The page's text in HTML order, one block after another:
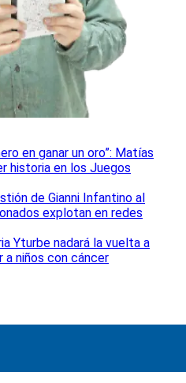
en ganar un oro”: Matías
historia en los Juegos
de Gianni Infantino al
explotan en redes
Yturbe nadará la vuelta a
a niños con cáncer